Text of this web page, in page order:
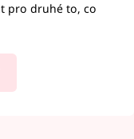
pro druhé to, co